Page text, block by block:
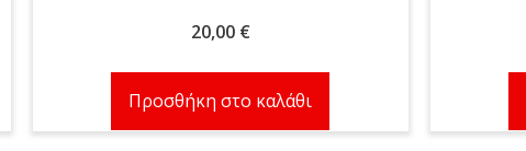
20,00 €
Προσθήκη στο καλάθι